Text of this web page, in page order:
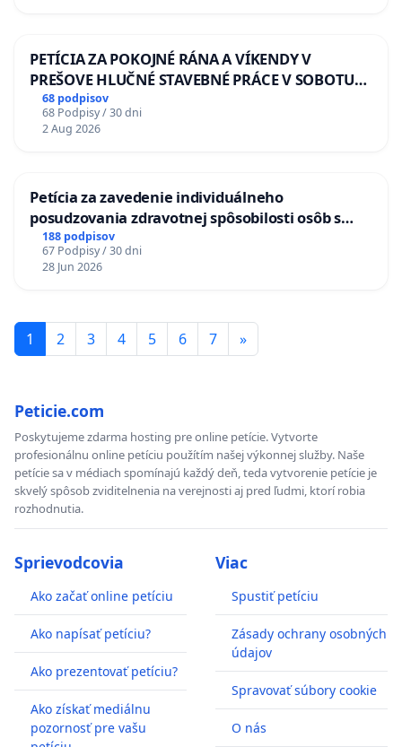
PETÍCIA ZA POKOJNÉ RÁNA A VÍKENDY V
PREŠOVE HLUČNÉ STAVEBNÉ PRÁCE V SOBOTU
LEN OD 9.00 DO 13.00 HOD., CEZ PRACOVNÝ
TÝŽDEŇ CIEĽ 8.00 – 18.00 HOD. A PRAVIDELNÁ
KONTROLA STAVBY C-AREA NA
68 podpisov
68 Podpisy / 30 dni
2 Aug 2026
Petícia za zavedenie individuálneho
posudzovania zdravotnej spôsobilosti osôb s
diabetom 1. a 2. typu pri prijímaní do
Policajného zboru SR
188 podpisov
67 Podpisy / 30 dni
28 Jun 2026
1 2 3 4 5 6 7 »
Peticie.com
Poskytujeme zdarma hosting pre online petície. Vytvorte
profesionálnu online petíciu použítím našej výkonnej služby. Naše
petície sa v médiach spomínajú každý deň, teda vytvorenie petície je
skvelý spôsob zviditelnenia na verejnosti aj pred ľudmi, ktorí robia
rozhodnutia.
Sprievodcovia
Ako začať online petíciu
Ako napísať petíciu?
Ako prezentovať petíciu?
Ako získať mediálnu
pozornosť pre vašu
Viac
Spustiť petíciu
Zásady ochrany osobných
údajov
Spravovať súbory cookie
O nás